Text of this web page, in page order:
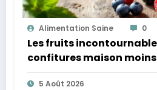
Alimentation Saine 0
Les fruits
confitures maison
plus légères
5 Août 2026